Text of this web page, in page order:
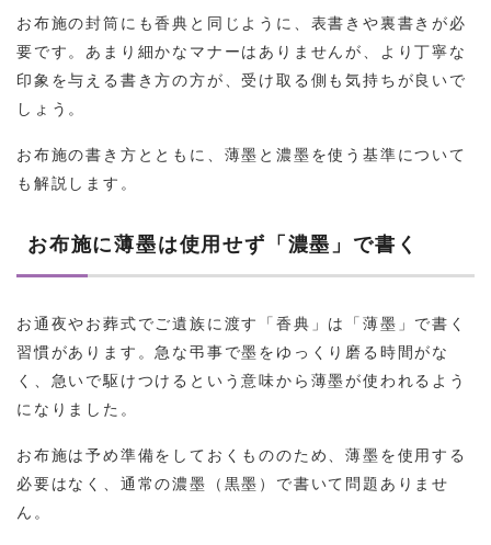
お布施の封筒にも香典と同じように、表書きや裏書きが必
要です。あまり細かなマナーはありませんが、より丁寧な
印象を与える書き方の方が、受け取る側も気持ちが良いで
しょう。
お布施の書き方とともに、薄墨と濃墨を使う基準について
も解説します。
お布施に薄墨は使用せず「濃墨」で書く
お通夜やお葬式でご遺族に渡す「香典」は「薄墨」で書く
習慣があります。急な弔事で墨をゆっくり磨る時間がな
く、急いで駆けつけるという意味から薄墨が使われるよう
になりました。
お布施は予め準備をしておくもののため、薄墨を使用する
必要はなく、通常の濃墨（黒墨）で書いて問題ありませ
ん。